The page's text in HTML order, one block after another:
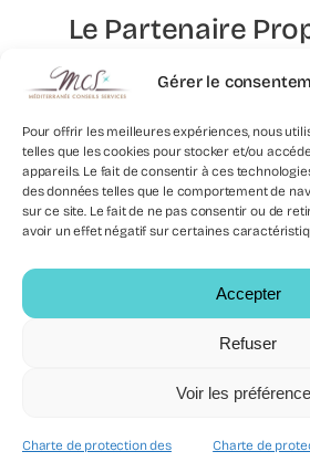
Gérer le
Pour offrir les meilleures expériences, nous
telles que les cookies pour stocker et/ou
appareils. Le fait de consentir à ces
des données telles que le comportement de
sur ce site. Le fait de ne pas consentir ou de
avoir un effet négatif sur certaines
Accepter
Refuser
Voir les
Charte de protection des Charte de
Le Partenaire
Lieux
Nous
Contacter
Mentions légales-